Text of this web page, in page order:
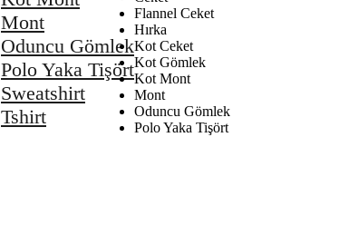
Mont
Oduncu Gömlek
Polo Yaka Tişört
Sweatshirt
Tshirt
Flannel Ceket
Hırka
Kot Ceket
Kot Gömlek
Kot Mont
Mont
Oduncu Gömlek
Polo Yaka Tişört